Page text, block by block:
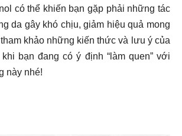
có thể khiến bạn gặp phải những tác
da gây khó chịu, giảm hiệu quả mong
khảo những kiến thức và lưu ý của
bạn đang có ý định “làm quen” với
này nhé!